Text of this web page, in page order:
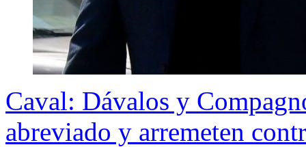
Caval: Dávalos y
abreviado y arremeten